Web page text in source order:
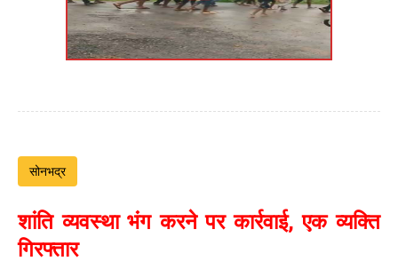
सोनभद्र
शांति व्यवस्था भंग करने पर कार्रवाई, एक व्यक्ति
गिरफ्तार